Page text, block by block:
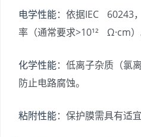
电学性能：依据IEC 60243
率（通常要求>10¹² Ω·cm）
化学性能：低离子杂质（氯
防止电路腐蚀。
粘附性能：保护膜需具有适